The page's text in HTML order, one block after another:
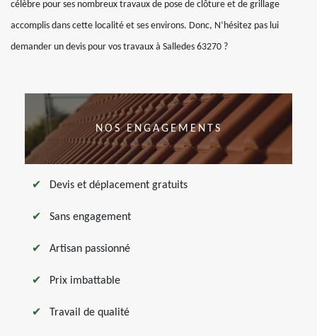
célèbre pour ses nombreux travaux de pose de clôture et de grillage
accomplis dans cette localité et ses environs. Donc, N’hésitez pas lui
demander un devis pour vos travaux à Salledes 63270 ?
NOS ENGAGEMENTS
Devis et déplacement gratuits
Sans engagement
Artisan passionné
Prix imbattable
Travail de qualité